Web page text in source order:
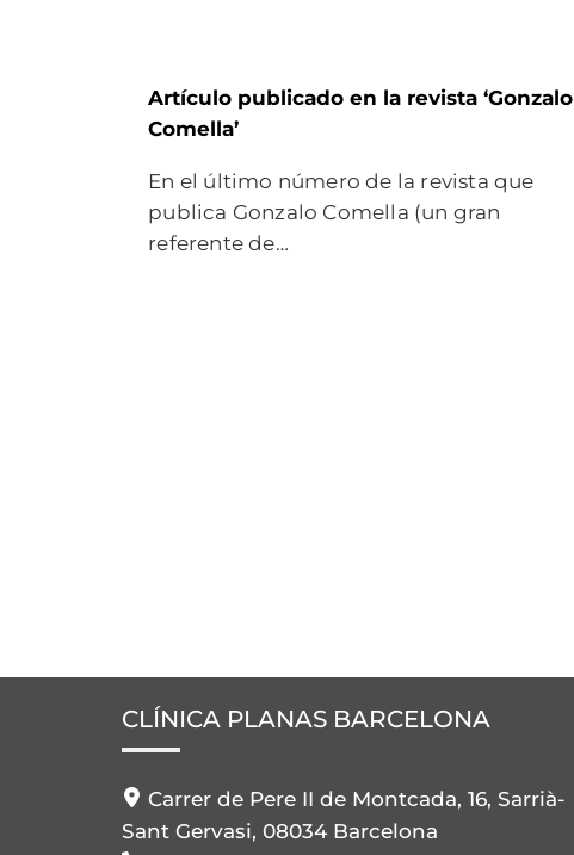
Artículo publicado en la revista ‘Gonzalo
Comella’
En el último número de la revista que
publica Gonzalo Comella (un gran
referente de…
CLÍNICA PLANAS BARCELONA
Carrer de Pere II de Montcada, 16, Sarrià-
Sant Gervasi, 08034 Barcelona